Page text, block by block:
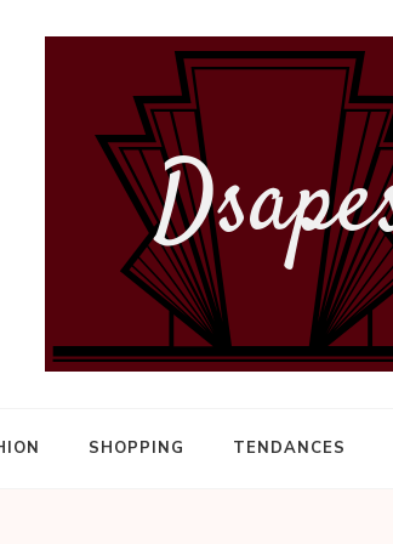
SHOPPING TENDANCES